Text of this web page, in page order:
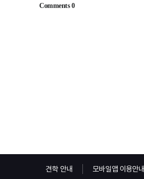
견학 안내 모바일앱 이용안내